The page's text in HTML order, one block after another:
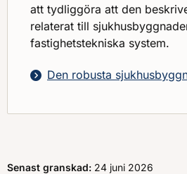
att tydliggöra att den
relaterat till
fastighetstekniska system.
Den robusta
Senast granskad: 24 juni 2026